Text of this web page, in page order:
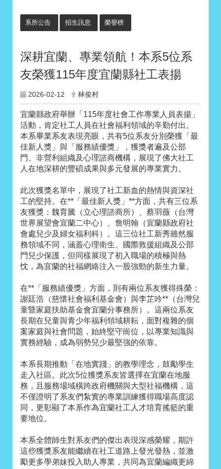
系所公告 招生訊息 榮譽榜
深耕宜蘭、專業領航！本系5位系
友榮獲115年度宜蘭縣社工表揚
2026-02-12 林俊村
宜蘭縣政府舉辦「115年度社會工作專業人員表揚」
活動，肯定社工人員在社會福利領域的辛勤付出。
本系畢業系友表現亮眼，共有5位系友分別榮獲「最
佳新人獎」與「服務績優獎」，獲獎者遍及公部
門、非營利組織及心理諮商機構，展現了佛大社工
人在地深耕的豐碩成果與多元發展的專業實力。
此次獲獎名單中，展現了社工新血的熱情與資深社
工的堅持。在**「最佳新人獎」**方面，共有三位系
友獲獎：魏育騰（立心理諮商所）、蔡羽薇（台灣
世界展望會宜蘭二中心）、詹明翰（宜蘭縣政府社
會處兒少及婦女福利科）。這三位社工新秀雖然服
務領域不同，涵蓋心理衛生、國際救援組織及公部
門兒少保護，但同樣展現了初入職場的積極與熱
忱，為宜蘭的社福網絡注入一股強勁的新生力量。
在**「服務績優獎」方面，則有兩位系友獲得殊榮：
謝廷浩（慈懷社會福利基金會）與李芷吟**（台灣兒
童暨家庭扶助基金會宜蘭分事務所）。這兩位系友
長期在兒童與青少年福利領域耕耘，面對複雜的個
案家庭與社會問題，始終堅守崗位，以專業知識與
實務經驗，成為弱勢兒少最堅強的依靠。
本系長期推動「在地實踐」的教學理念，鼓勵學生
走入社區。此次5位獲獎系友皆選擇在宜蘭在地服
務，且服務場域橫跨政府機關與大型社福機構，這
不僅證明了系友們紮實的專業訓練獲得職場高度認
同，更彰顯了本系作為宜蘭社工人才培育搖籃的重
要地位。
本系全體師生對系友們的傑出表現深感榮耀，期許
這些獲獎系友能繼續在社工道路上發光發熱，並激
勵更多學弟妹投入助人專業，共同為宜蘭編織更綿